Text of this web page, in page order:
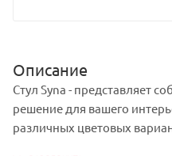
Описание
Стул Syna - представляет
решение для вашего
различных цветовых